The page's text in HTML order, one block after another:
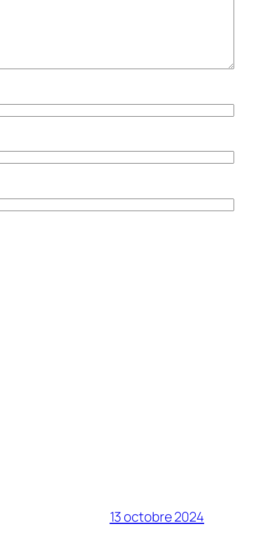
13 octobre 2024